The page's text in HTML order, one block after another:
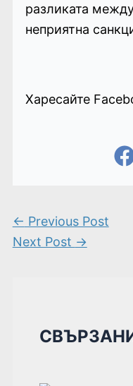
разликата
неприятна
Харесайте
← Previous Post
Next Post →